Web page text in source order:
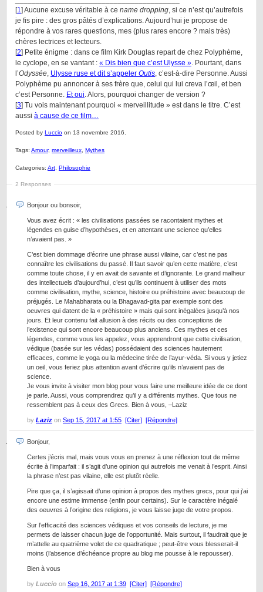
[1] Aucune excuse véritable à ce name dropping, si ce n’est qu’autrefois
je fis pire : des gros pâtés d’explications. Aujourd’hui je propose de
répondre à vos rares questions, mes (plus rares encore ? mais très)
chères lectrices et lecteurs.
[2] Petite énigme : dans ce film Kirk Douglas repart de chez Polyphème,
le cyclope, en se vantant : « Dis bien que c’est Ulysse ». Pourtant, dans
l’Odyssée, Ulysse ruse et dit s’appeler Outis, c’est-à-dire Personne. Aussi
Polyphème pu annoncer à ses frère que, celui qui lui creva l’œil, et ben
c’est Personne. Et oui. Alors, pourquoi changer de version ?
[3] Tu vois maintenant pourquoi « merveillitude » est dans le titre. C’est
aussi à cause de ce film…
Posted by Luccio on 13 novembre 2016.
Tags: Amour, merveilleux Mythes
Categories: Art Philosophie
2 Responses
Bonjour ou bonsoir,
Vous avez écrit : « les civilisations passées se racontaient mythes et
légendes en guise d’hypothèses, et en attentant une science qu’elles
n’avaient pas. »
C’est bien dommage d’écrire une phrase aussi vilaine, car c’est ne pas
connaître les civilisations du passé. Il faut savoir qu’en cette matière, c’est
comme toute chose, il y en avait de savante et d’ignorante. Le grand malheur
des intellectuels d’aujourd’hui, c’est qu’ils continuent à utiliser des mots
comme civilisation, mythe, science, histoire ou préhistoire avec beaucoup de
préjugés. Le Mahabharata ou la Bhagavad-gita par exemple sont des
oeuvres qui datent de la « préhistoire » mais qui sont inégalées jusqu’à nos
jours. Et leur contenu fait allusion à des récits ou des conceptions de
l’existence qui sont encore beaucoup plus anciens. Ces mythes et ces
légendes, comme vous les appelez, vous apprendront que cette civilisation,
védique (basée sur les védas) possédaient des sciences hautement
efficaces, comme le yoga ou la médecine tirée de l’ayur-véda. Si vous y jetiez
un oeil, vous feriez plus attention avant d’écrire qu’ils n’avaient pas de
science.
Je vous invite à visiter mon blog pour vous faire une meilleure idée de ce dont
je parle. Aussi, vous comprendrez qu’il y a différents mythes. Que tous ne
ressemblent pas à ceux des Grecs. Bien à vous, –Laziz
by Laziz on Sep 15, 2017 at 1:55 [Citer] [Répondre]
Bonjour,
Certes j’écris mal, mais vous vous en prenez à une réflexion tout de même
écrite à l’imparfait : il s’agit d’une opinion qui autrefois me venait à l’esprit. Ainsi
la phrase n’est pas vilaine, elle est plutôt réelle.
Pire que ça, il s’agissait d’une opinion à propos des mythes grecs, pour qui j’ai
encore une estime immense (enfin pour certains). Sur le caractère inégalé
des oeuvres à l’origine des religions, je vous laisse juge de votre propos.
Sur l’efficacité des sciences védiques et vos conseils de lecture, je me
permets de laisser chacun juge de l’opportunité. Mais surtout, il faudrait que je
m’attelle au quatrième volet de ce quadratique ; peut-être vous blesserait-il
moins (l’absence d’échéance propre au blog me pousse à le repousser).
Bien à vous
by Luccio on Sep 16, 2017 at 1:39 [Citer] [Répondre]